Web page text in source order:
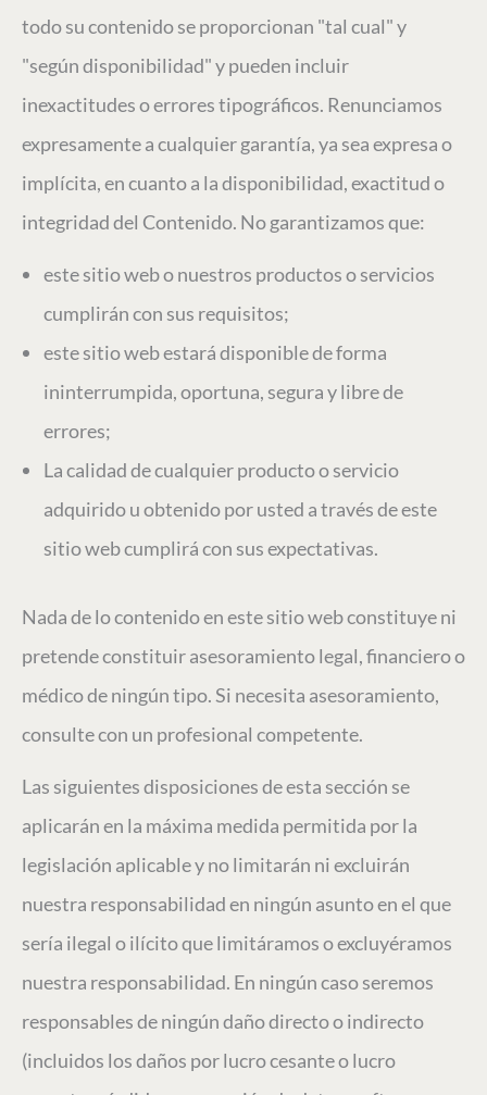
todo su contenido se proporcionan "tal cual" y
"según disponibilidad" y pueden incluir
inexactitudes o errores tipográficos. Renunciamos
expresamente a cualquier garantía, ya sea expresa o
implícita, en cuanto a la disponibilidad, exactitud o
integridad del Contenido. No garantizamos que:
este sitio web o nuestros productos o servicios
cumplirán con sus requisitos;
este sitio web estará disponible de forma
ininterrumpida, oportuna, segura y libre de
errores;
La calidad de cualquier producto o servicio
adquirido u obtenido por usted a través de este
sitio web cumplirá con sus expectativas.
Nada de lo contenido en este sitio web constituye ni
pretende constituir asesoramiento legal, financiero o
médico de ningún tipo. Si necesita asesoramiento,
consulte con un profesional competente.
Las siguientes disposiciones de esta sección se
aplicarán en la máxima medida permitida por la
legislación aplicable y no limitarán ni excluirán
nuestra responsabilidad en ningún asunto en el que
sería ilegal o ilícito que limitáramos o excluyéramos
nuestra responsabilidad. En ningún caso seremos
responsables de ningún daño directo o indirecto
(incluidos los daños por lucro cesante o lucro